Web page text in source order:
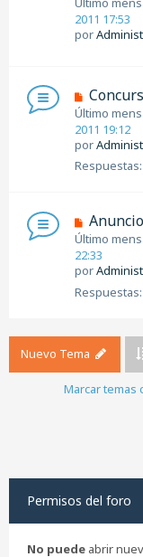
2011 17:53
por
Último
2011 19:12
por
Respuestas:
Anuncio
Último
22:33
por
Respuestas:
Nuevo Tema
Marcar temas
Permisos del foro
No puede abrir